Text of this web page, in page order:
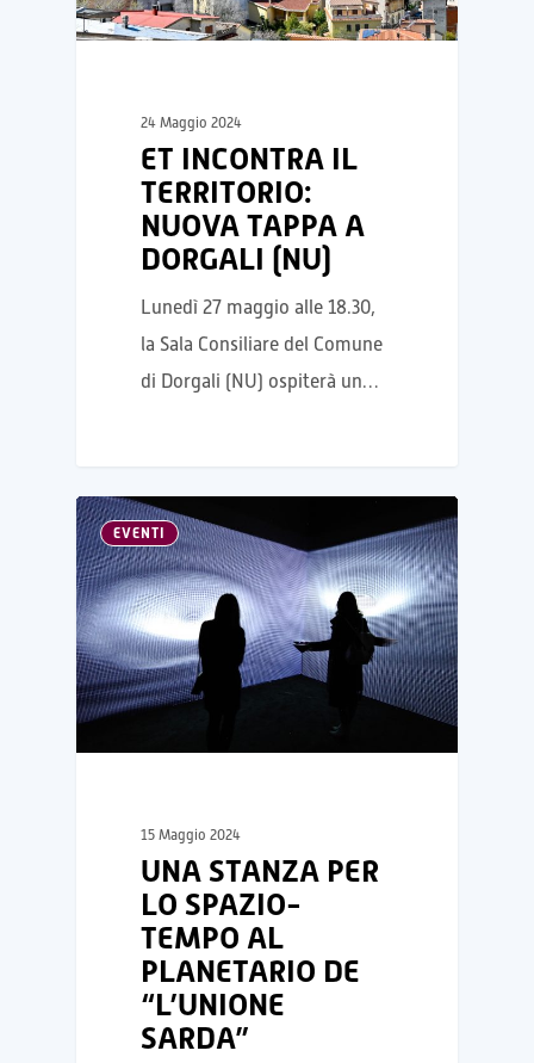
24 Maggio 2024
ET INCONTRA IL
TERRITORIO:
NUOVA TAPPA A
DORGALI (NU)
Lunedì 27 maggio alle 18.30,
la Sala Consiliare del Comune
di Dorgali (NU) ospiterà un…
EVENTI
15 Maggio 2024
UNA STANZA PER
LO SPAZIO-
TEMPO AL
PLANETARIO DE
“L’UNIONE
SARDA”